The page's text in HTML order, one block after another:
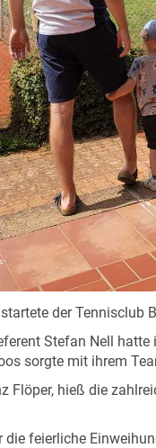
der Tennisclub
Stefan Nell
sorgte mit ihrem
Flöper, hieß die
feierliche